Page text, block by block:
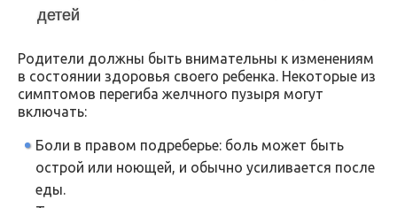
детей
Родители должны быть внимательны к изменениям
в состоянии здоровья своего ребенка. Некоторые из
симптомов перегиба желчного пузыря могут
включать:
Боли в правом подреберье: боль может быть
острой или ноющей, и обычно усиливается после
еды.